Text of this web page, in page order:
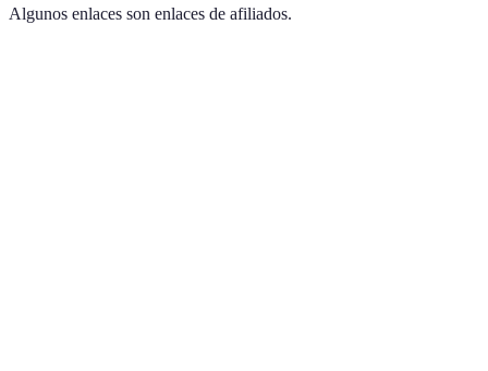
Algunos enlaces son enlaces de afiliados.